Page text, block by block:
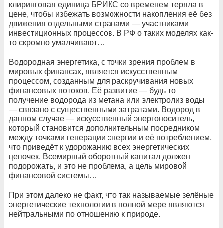
клиринговая единица БРИКС со временем теряла в
цене, чтобы избежать возможности накопления её без
движения отдельными странами — участниками
инвестиционных процессов. В РФ о таких моделях как-
то скромно умалчивают…
Водородная энергетика, с точки зрения проблем в
мировых финансах, является искусственным
процессом, созданным для раскручивания новых
финансовых потоков. Её развитие — будь то
получение водорода из метана или электролиз воды
— связано с существенными затратами. Водород в
данном случае — искусственный энергоноситель,
который становится дополнительным посредником
между точками генерации энергии и её потреблением,
что приведёт к удорожанию всех энергетических
цепочек. Всемирный оборотный капитал должен
подорожать, и это не проблема, а цель мировой
финансовой системы…
При этом далеко не факт, что так называемые зелёные
энергетические технологии в полной мере являются
нейтральными по отношению к природе.